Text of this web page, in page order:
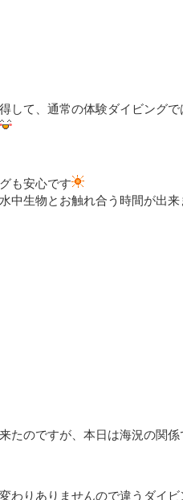
して、通常の体験ダイビング
も安心です
中生物とお触れ合う時間が出来
たのですが、本日は海況の関
わりありませんので違うダイ